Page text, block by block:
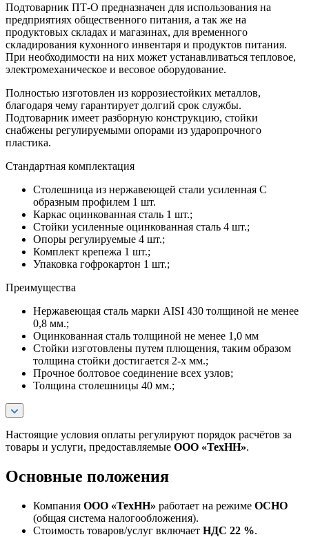
Подтоварник ПТ-О предназначен для использования на
предприятиях общественного питания, а так же на
продуктовых складах и магазинах, для временного
складирования кухонного инвентаря и продуктов питания.
При необходимости на них может устанавливаться тепловое,
электромеханическое и весовое оборудование.
Полностью изготовлен из коррозиестойких металлов,
благодаря чему гарантирует долгий срок службы.
Подтоварник имеет разборную конструкцию, стойки
снабжены регулируемыми опорами из ударопрочного
пластика.
Стандартная комплектация
Столешница из нержавеющей стали усиленная С
образным профилем 1 шт.
Каркас оцинкованная сталь 1 шт.;
Стойки усиленные оцинкованная сталь 4 шт.;
Опоры регулируемые 4 шт.;
Комплект крепежа 1 шт.;
Упаковка гофрокартон 1 шт.;
Преимущества
Нержавеющая сталь марки AISI 430 толщиной не менее
0,8 мм.;
Оцинкованная сталь толщиной не менее 1,0 мм
Стойки изготовлены путем плющения, таким образом
толщина стойки достигается 2-х мм.;
Прочное болтовое соединение всех узлов;
Толщина столешницы 40 мм.;
Настоящие условия оплаты регулируют порядок расчётов за
товары и услуги, предоставляемые ООО «ТехНН».
Основные положения
Компания ООО «ТехНН» работает на режиме ОСНО
(общая система налогообложения).
Стоимость товаров/услуг включает НДС 22 %.